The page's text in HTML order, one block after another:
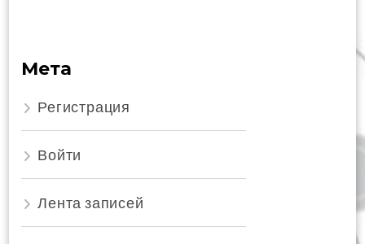
Мета
Регистрация
Войти
Лента записей